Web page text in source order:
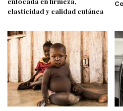
elasticidad y calidad cutánea